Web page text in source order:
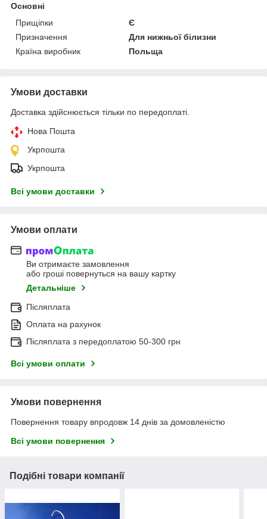
Основні
Прищіпки
Є
Призначення
Для нижньої білизни
Країна виробник
Польща
Умови доставки
Доставка здійснюється тільки по передоплаті.
Нова Пошта
Укрпошта
Укрпошта
Всі умови доставки
Умови оплати
Ви отримаєте замовлення
або гроші повернуться на вашу картку
Детальніше
Післяплата
Оплата на рахунок
Післяплата з передоплатою 50-300 грн
Всі умови оплати
Умови повернення
Повернення товару впродовж 14 днів за домовленістю
Всі умови повернення
Подібні товари компанії